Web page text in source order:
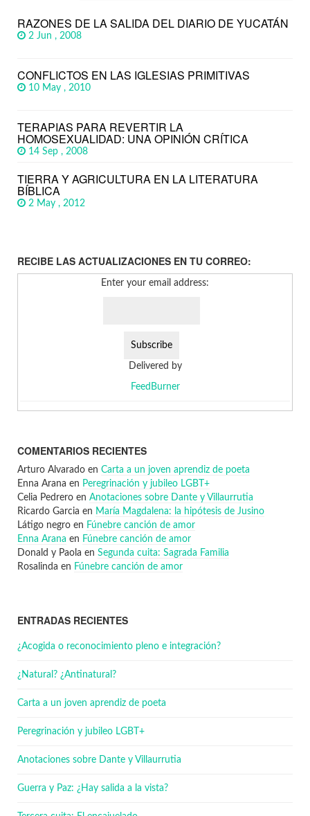
RAZONES DE LA SALIDA DEL DIARIO DE YUCATÁN
2 Jun , 2008
CONFLICTOS EN LAS IGLESIAS PRIMITIVAS
10 May , 2010
TERAPIAS PARA REVERTIR LA
HOMOSEXUALIDAD: UNA OPINIÓN CRÍTICA
14 Sep , 2008
TIERRA Y AGRICULTURA EN LA LITERATURA
BÍBLICA
2 May , 2012
RECIBE LAS ACTUALIZACIONES EN TU CORREO:
Enter your email address:
Delivered by
FeedBurner
COMENTARIOS RECIENTES
Arturo Alvarado en Carta a un joven aprendiz de poeta
Enna Arana en Peregrinación y jubileo LGBT+
Celia Pedrero en Anotaciones sobre Dante y Villaurrutia
Ricardo Garcia en María Magdalena: la hipótesis de Jusino
Látigo negro en Fúnebre canción de amor
Enna Arana en Fúnebre canción de amor
Donald y Paola en Segunda cuita: Sagrada Familia
Rosalinda en Fúnebre canción de amor
ENTRADAS RECIENTES
¿Acogida o reconocimiento pleno e integración?
¿Natural? ¿Antinatural?
Carta a un joven aprendiz de poeta
Peregrinación y jubileo LGBT+
Anotaciones sobre Dante y Villaurrutia
Guerra y Paz: ¿Hay salida a la vista?